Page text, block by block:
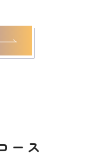
ース